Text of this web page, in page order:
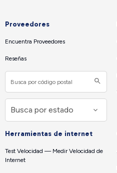
Proveedores
Encuentra Proveedores
Reseñas
Herramientas de internet
Test Velocidad — Medir Velocidad de
Internet